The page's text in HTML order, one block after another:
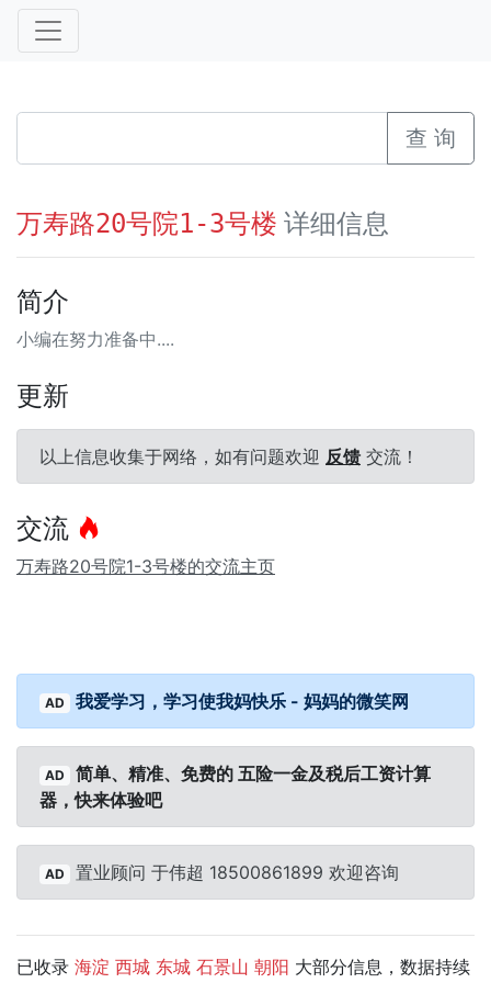
查 询
万寿路20号院1-3号楼 详细信息
简介
小编在努力准备中....
更新
以上信息收集于网络，如有问题欢迎 反馈 交流！
交流
万寿路20号院1-3号楼的交流主页
AD 我爱学习，学习使我妈快乐 - 妈妈的微笑网
AD
简单、精准、免费的 五险一金及税后工资计算
器，快来体验吧
AD 置业顾问 于伟超 18500861899 欢迎咨询
已收录 海淀 西城 东城 石景山 朝阳 大部分信息，数据持续